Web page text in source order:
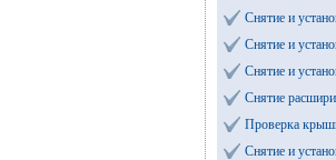
Снятие и
Снятие и
Снятие и
Снятие
Проверка
Снятие и